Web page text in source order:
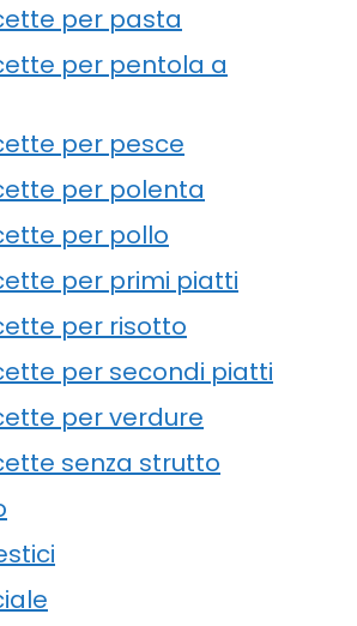
per pasta
per pentola a
per pesce
per polenta
per pollo
per primi piatti
per risotto
per secondi piatti
per verdure
senza strutto